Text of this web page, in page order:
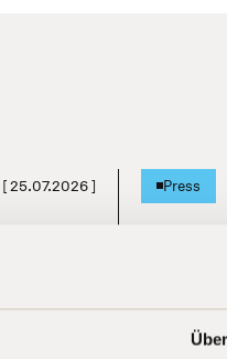
[25.07.2026] Press
haben